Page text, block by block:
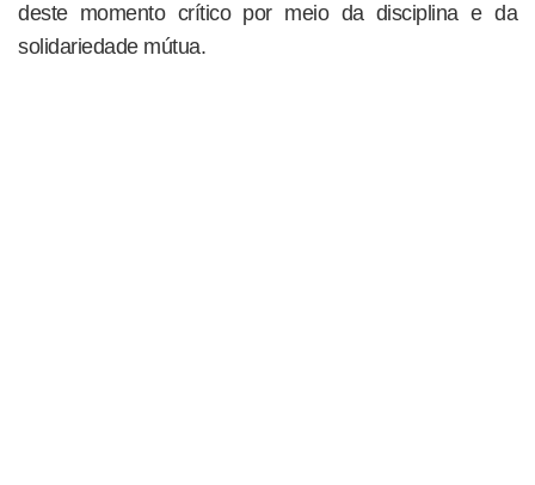
deste momento crítico por meio da disciplina e da
solidariedade mútua.